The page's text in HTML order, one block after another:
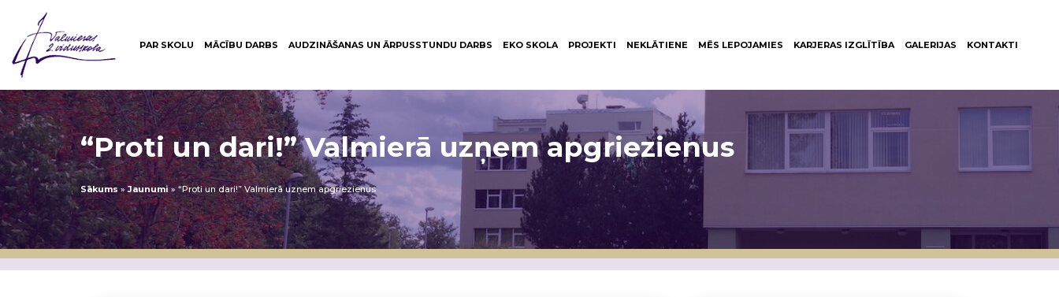
PAR SKOLU MĀCĪBU DARBS AUDZINĀŠANAS UN ĀRPUSSTUNDU DARBS EKO SKOLA PROJEKTI NEKLĀTIENE MĒS LEPOJAMIES KARJERAS IZGLĪTĪBA GALERIJAS KONTAKTI
“Proti un dari!” Valmierā uzņem apgriezienus
Sākums»Jaunumi»“Proti un dari!” Valmierā uzņem apgriezienus